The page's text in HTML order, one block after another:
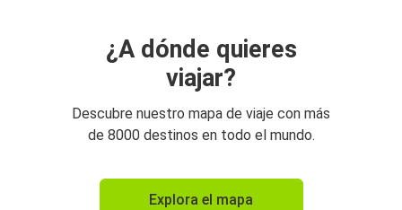
¿A dónde quieres
viajar?
Descubre nuestro mapa de viaje con más
de 8000 destinos en todo el mundo.
Explora el mapa